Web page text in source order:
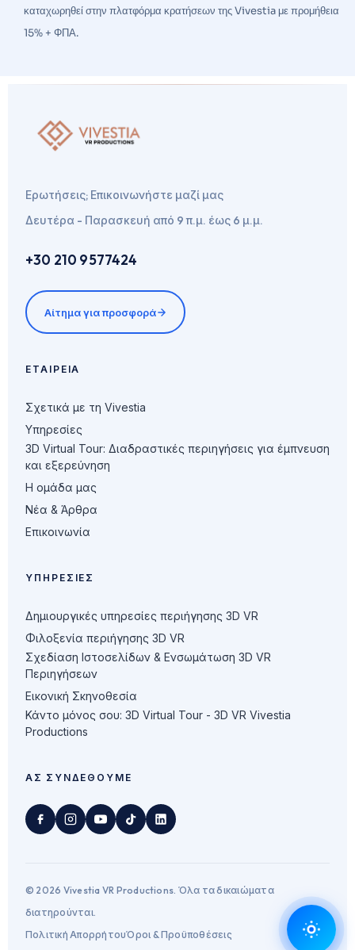
καταχωρηθεί στην πλατφόρμα κρατήσεων της Vivestia με προμήθεια
15% + ΦΠΑ.
Ερωτήσεις; Επικοινωνήστε μαζί μας
Δευτέρα - Παρασκευή από 9 π.μ. έως 6 μ.μ.
+30 210 9577424
Αίτημα για προσφορά
ΕΤΑΙΡΕΊΑ
Σχετικά με τη Vivestia
Υπηρεσίες
3D Virtual Tour: Διαδραστικές περιηγήσεις για έμπνευση
και εξερεύνηση
Η ομάδα μας
Νέα & Άρθρα
Επικοινωνία
ΥΠΗΡΕΣΊΕΣ
Δημιουργικές υπηρεσίες περιήγησης 3D VR
Φιλοξενία περιήγησης 3D VR
Σχεδίαση Ιστοσελίδων & Ενσωμάτωση 3D VR
Περιηγήσεων
Εικονική Σκηνοθεσία
Κάντο μόνος σου: 3D Virtual Tour - 3D VR Vivestia
Productions
ΑΣ ΣΥΝΔΕΘΟΎΜΕ
© 2026 Vivestia VR Productions. Όλα τα δικαιώματα
διατηρούνται.
Πολιτική ΑπορρήτουΌροι & Προϋποθέσεις